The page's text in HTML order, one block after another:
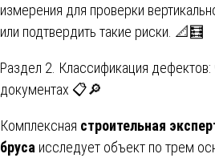
измерения для проверки
или подтвердить такие риски. 📐🧮
Раздел 2. Классификация дефектов:
документах 📋🔎
Комплексная строительная
бруса исследует объект по трем